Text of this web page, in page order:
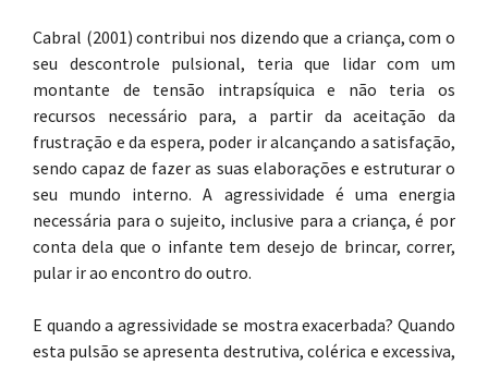
Cabral (2001) contribui nos dizendo que a criança, com o
seu descontrole pulsional, teria que lidar com um
montante de tensão intrapsíquica e não teria os
recursos necessário para, a partir da aceitação da
frustração e da espera, poder ir alcançando a satisfação,
sendo capaz de fazer as suas elaborações e estruturar o
seu mundo interno. A agressividade é uma energia
necessária para o sujeito, inclusive para a criança, é por
conta dela que o infante tem desejo de brincar, correr,
pular ir ao encontro do outro.
E quando a agressividade se mostra exacerbada? Quando
esta pulsão se apresenta destrutiva, colérica e excessiva,